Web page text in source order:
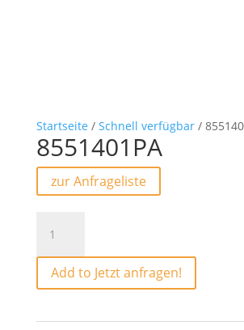
Startseite / Schnell verfügbar/
8551401PA
zur Anfrageliste
Menge
Add to Jetzt anfragen!